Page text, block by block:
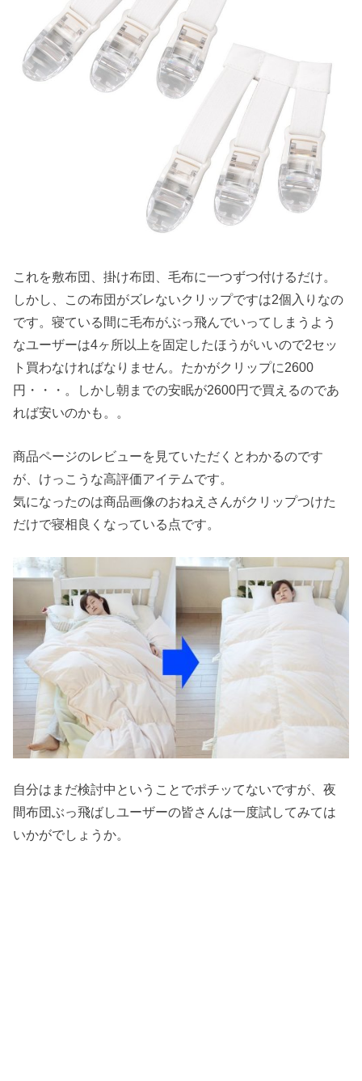
これを敷布団、掛け布団、毛布に一つずつ付けるだけ。
しかし、この布団がズレないクリップですは2個入りなの
です。寝ている間に毛布がぶっ飛んでいってしまうよう
なユーザーは4ヶ所以上を固定したほうがいいので2セッ
ト買わなければなりません。たかがクリップに2600
円・・・。しかし朝までの安眠が2600円で買えるのであ
れば安いのかも。。
商品ページのレビューを見ていただくとわかるのです
が、けっこうな高評価アイテムです。
気になったのは商品画像のおねえさんがクリップつけた
だけで寝相良くなっている点です。
自分はまだ検討中ということでポチッてないですが、夜
間布団ぶっ飛ばしユーザーの皆さんは一度試してみては
いかがでしょうか。